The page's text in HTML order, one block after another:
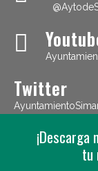
Twitter
Política de
¡Descarga
tu